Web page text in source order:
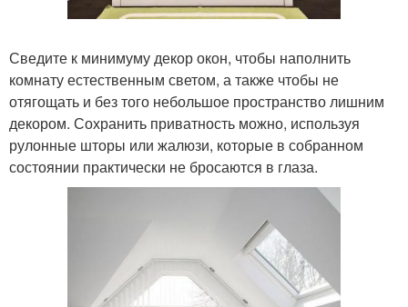
Сведите к минимуму декор окон, чтобы наполнить
комнату естественным светом, а также чтобы не
отягощать и без того небольшое пространство лишним
декором. Сохранить приватность можно, используя
рулонные шторы или жалюзи, которые в собранном
состоянии практически не бросаются в глаза.